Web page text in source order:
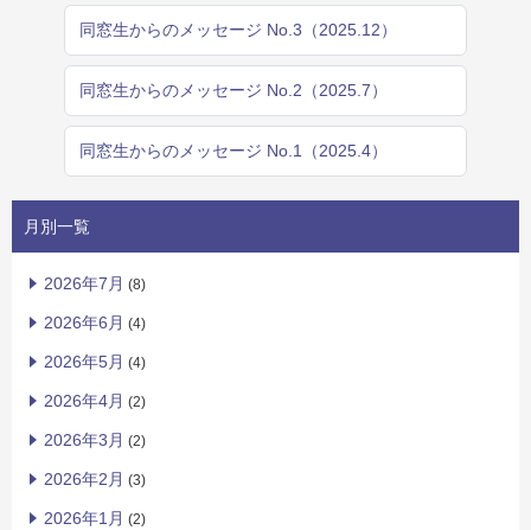
同窓生からのメッセージ No.3（2025.12）
同窓生からのメッセージ No.2（2025.7）
同窓生からのメッセージ No.1（2025.4）
月別一覧
2026年7月 (8)
2026年6月 (4)
2026年5月 (4)
2026年4月 (2)
2026年3月 (2)
2026年2月 (3)
2026年1月 (2)